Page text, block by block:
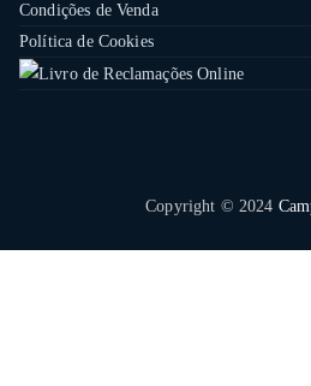
Condições de Venda
Política de Cookies
Copyright © 2024